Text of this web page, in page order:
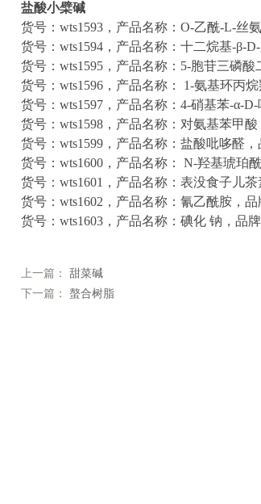
盐酸小檗碱
货号：wts1593，产品名称：O-乙酰-L-丝
货号：wts1594，产品名称：十二烷基-β-
货号：wts1595，产品名称：5-胞苷三磷
货号：wts1596，产品名称： 1-氨基环丙
货号：wts1597，产品名称：4-硝基苯-α-
货号：wts1598，产品名称：对氨基苯甲
货号：wts1599，产品名称：盐酸吡哆醛
货号：wts1600，产品名称： N-羟基琥珀
货号：wts1601，产品名称：表没食子儿
货号：wts1602，产品名称：氰乙酰胺，
货号：wts1603，产品名称：碘化 钠，品
上一篇： 甜菜碱
下一篇： 螯合树脂